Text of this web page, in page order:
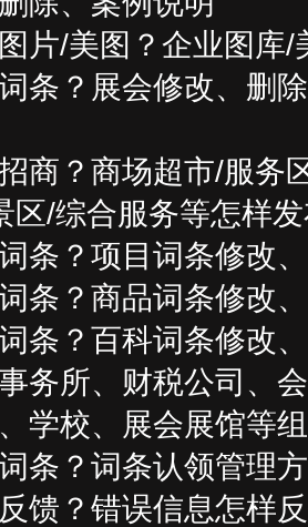
片/美图？企业图库/
条？展会修改、删
商？商场超市/服务
区/综合服务等怎样
条？项目词条修改
条？商品词条修改
条？百科词条修改
务所、财税公司、
学校、展会展馆等
条？词条认领管理
馈？错误信息怎样